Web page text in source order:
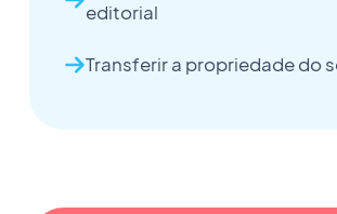
editorial
Transferir a propriedade do